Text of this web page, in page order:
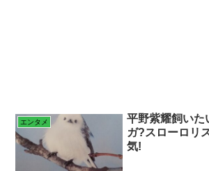
エンタメ
平野紫耀飼いた
ガ?スローロリ
気!